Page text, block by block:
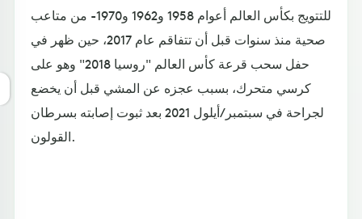
للتتويج بكأس العالم أعوام 1958 و1962 و1970- من متاعب
صحية منذ سنوات قبل أن تتفاقم عام 2017، حين ظهر في
حفل سحب قرعة كأس العالم "روسيا 2018" وهو على
كرسي متحرك، بسبب عجزه عن المشي قبل أن يخضع
لجراحة في سبتمبر/أيلول 2021 بعد ثبوت إصابته بسرطان
القولون.